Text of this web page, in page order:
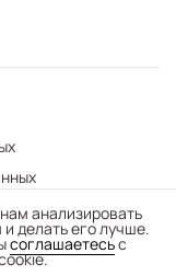
анализировать
делать его лучше.
соглашаетесьс